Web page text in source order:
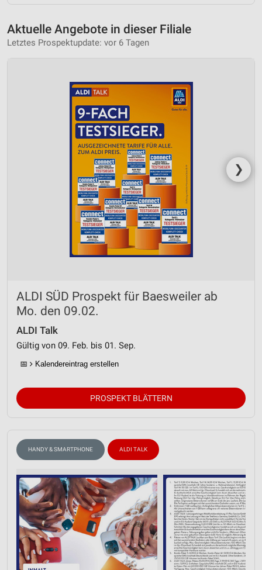
Aktuelle Angebote in dieser Filiale
Letztes Prospektupdate: vor 6 Tagen
❯
ALDI SÜD Prospekt für Baesweiler ab
Mo. den 09.02.
ALDI Talk
Gültig von 09. Feb. bis 01. Sep.
📅 Kalendereintrag erstellen
PROSPEKT BLÄTTERN
HANDY & SMARTPHONE ALDI TALK